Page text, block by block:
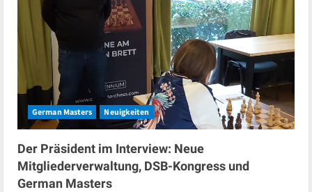
German Masters Neuigkeiten
Der Präsident im Interview: Neue
Mitgliederverwaltung, DSB-Kongress und
German Masters